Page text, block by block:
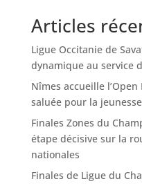
Articles
Ligue Occitanie de
dynamique au service
Nîmes accueille
saluée pour la
Finales Zones du
étape décisive sur la
nationales
Finales de Ligue du